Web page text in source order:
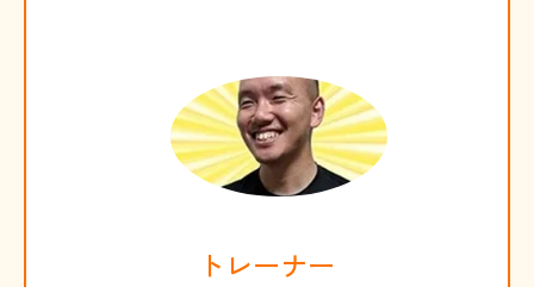
トレーナー